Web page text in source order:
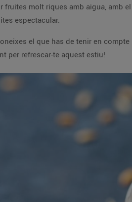
fruites molt riques amb aigua, amb
espectacular.
el que has de tenir en
per refrescar-te aquest estiu!